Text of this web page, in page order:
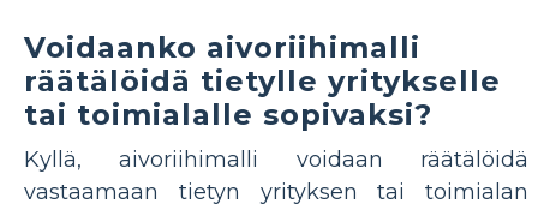
Voidaanko aivoriihimalli
räätälöidä tietylle yritykselle
tai toimialalle sopivaksi?
Kyllä, aivoriihimalli voidaan räätälöidä
vastaamaan tietyn yrityksen tai toimialan